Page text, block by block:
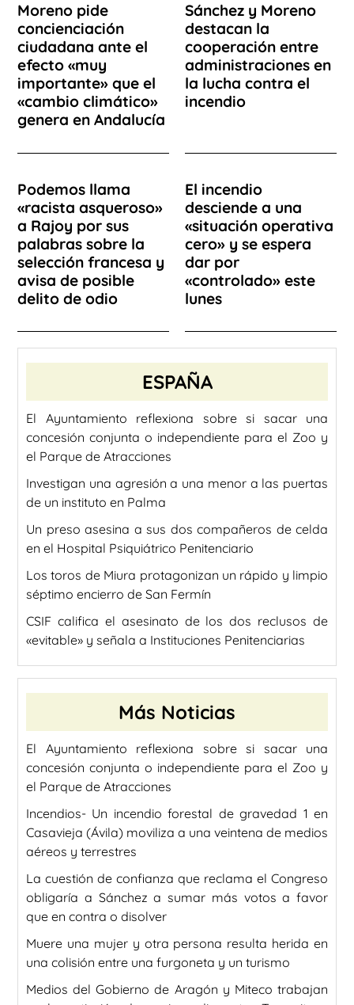
Moreno pide
concienciación
ciudadana ante el
efecto «muy
importante» que el
«cambio climático»
genera en Andalucía
Sánchez y Moreno
destacan la
cooperación entre
administraciones en
la lucha contra el
incendio
Podemos llama
«racista asqueroso»
a Rajoy por sus
palabras sobre la
selección francesa y
avisa de posible
delito de odio
El incendio
desciende a una
«situación operativa
cero» y se espera
dar por
«controlado» este
lunes
ESPAÑA
El Ayuntamiento reflexiona sobre si sacar una
concesión conjunta o independiente para el Zoo y
el Parque de Atracciones
Investigan una agresión a una menor a las puertas
de un instituto en Palma
Un preso asesina a sus dos compañeros de celda
en el Hospital Psiquiátrico Penitenciario
Los toros de Miura protagonizan un rápido y limpio
séptimo encierro de San Fermín
CSIF califica el asesinato de los dos reclusos de
«evitable» y señala a Instituciones Penitenciarias
Más Noticias
El Ayuntamiento reflexiona sobre si sacar una
concesión conjunta o independiente para el Zoo y
el Parque de Atracciones
Incendios- Un incendio forestal de gravedad 1 en
Casavieja (Ávila) moviliza a una veintena de medios
aéreos y terrestres
La cuestión de confianza que reclama el Congreso
obligaría a Sánchez a sumar más votos a favor
que en contra o disolver
Muere una mujer y otra persona resulta herida en
una colisión entre una furgoneta y un turismo
Medios del Gobierno de Aragón y Miteco trabajan